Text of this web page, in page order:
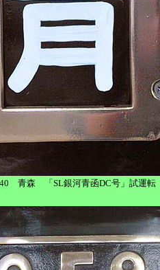
青森 「SL銀河青函DC号」試運